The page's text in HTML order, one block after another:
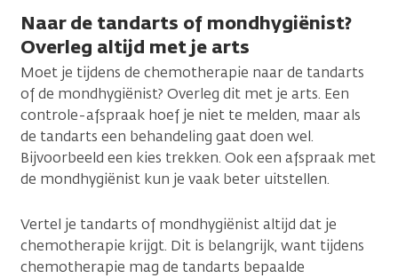
Naar de tandarts of mondhygiënist?
Overleg altijd met je arts
Moet je tijdens de chemotherapie naar de tandarts
of de mondhygiënist? Overleg dit met je arts. Een
controle-afspraak hoef je niet te melden, maar als
de tandarts een behandeling gaat doen wel.
Bijvoorbeeld een kies trekken. Ook een afspraak met
de mondhygiënist kun je vaak beter uitstellen.
Vertel je tandarts of mondhygiënist altijd dat je
chemotherapie krijgt. Dit is belangrijk, want tijdens
chemotherapie mag de tandarts bepaalde